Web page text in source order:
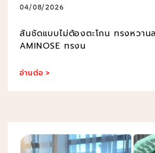
04/08/2026
สันชัดแบบไม่ต้องตะโกน ทรงหวา
AMINOSE ทรงน
อ่านต่อ >